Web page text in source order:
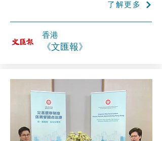
了解更多
香港
《文匯報》